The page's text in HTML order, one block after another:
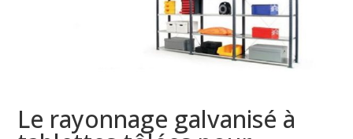
Le rayonnage galvanisé à